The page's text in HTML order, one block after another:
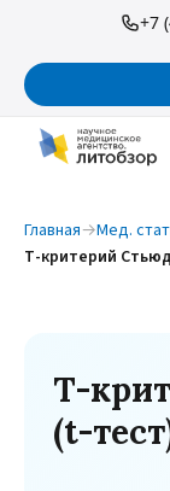
+7
Главная→Мед.
Т-критерий
Т-
(t-